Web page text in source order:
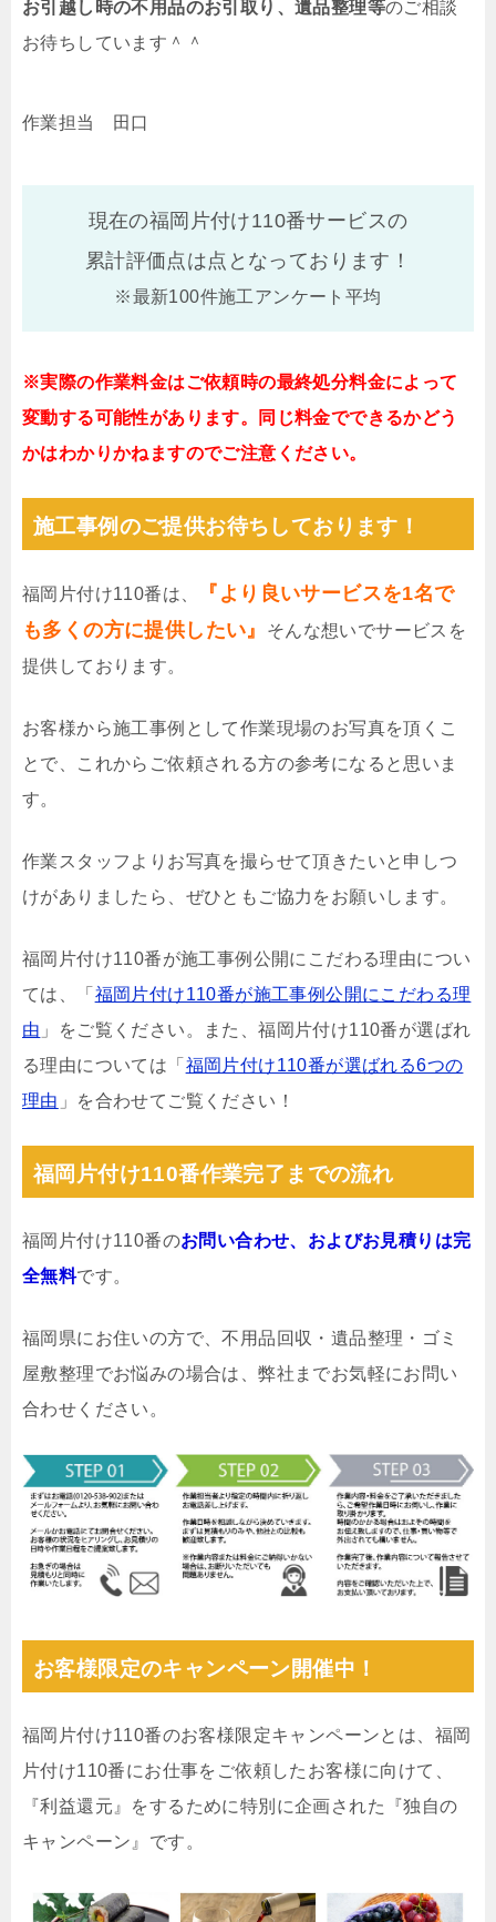
お引越し時の不用品のお引取り、遺品整理等のご相談
お待ちしています＾＾
作業担当 田口
現在の福岡片付け110番サービスの
累計評価点は点となっております！
※最新100件施工アンケート平均
※実際の作業料金はご依頼時の最終処分料金によって
変動する可能性があります。同じ料金でできるかどう
かはわかりかねますのでご注意ください。
施工事例のご提供お待ちしております！
福岡片付け110番は、
『より良いサービスを1名で
も多くの方に提供したい』
そんな想いでサービスを
提供しております。
お客様から施工事例として作業現場のお写真を頂くこ
とで、これからご依頼される方の参考になると思いま
す。
作業スタッフよりお写真を撮らせて頂きたいと申しつ
けがありましたら、ぜひともご協力をお願いします。
福岡片付け110番が施工事例公開にこだわる理由につい
ては、「 福岡片付け110番が施工事例公開にこだわる理
由 」をご覧ください。また、福岡片付け110番が選ばれ
る理由については「 福岡片付け110番が選ばれる6つの
理由 」を合わせてご覧ください！
福岡片付け110番作業完了までの流れ
福岡片付け110番のお問い合わせ、およびお見積りは完
全無料です。
福岡県にお住いの方で、不用品回収・遺品整理・ゴミ
屋敷整理でお悩みの場合は、弊社までお気軽にお問い
合わせください。
お客様限定のキャンペーン開催中！
福岡片付け110番のお客様限定キャンペーンとは、福岡
片付け110番にお仕事をご依頼したお客様に向けて、
『利益還元』をするために特別に企画された『独自の
キャンペーン』です。